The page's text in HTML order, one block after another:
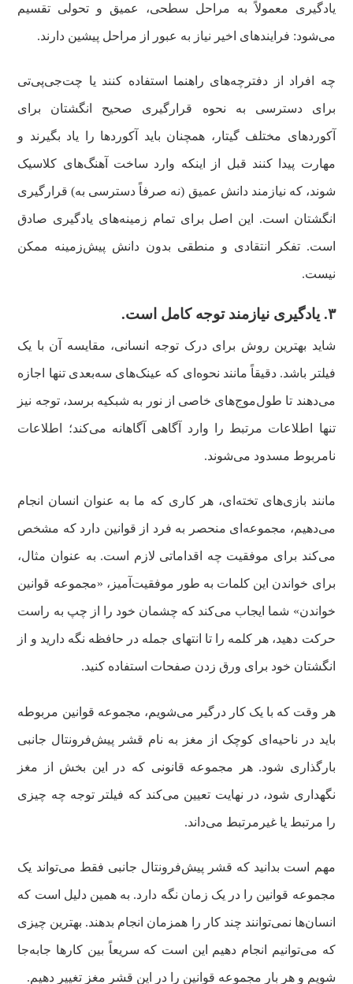
یادگیری معمولاً به مراحل سطحی، عمیق و تحولی تقسیم
می‌شود: فرایندهای اخیر نیاز به عبور از مراحل پیشین دارند.
چه افراد از دفترچه‌های راهنما استفاده کنند یا چت‌جی‌پی‌تی
برای دسترسی به نحوه قرارگیری صحیح انگشتان برای
آکوردهای مختلف گیتار، همچنان باید آکوردها را یاد بگیرند و
مهارت پیدا کنند قبل از اینکه وارد ساخت آهنگ‌های کلاسیک
شوند، که نیازمند دانش عمیق (نه صرفاً دسترسی به) قرارگیری
انگشتان است. این اصل برای تمام زمینه‌های یادگیری صادق
است. تفکر انتقادی و منطقی بدون دانش پیش‌زمینه ممکن
نیست.
۳. یادگیری نیازمند توجه کامل است.
شاید بهترین روش برای درک توجه انسانی، مقایسه آن با یک
فیلتر باشد. دقیقاً مانند نحوه‌ای که عینک‌های سه‌بعدی تنها اجازه
می‌دهند تا طول‌موج‌های خاصی از نور به شبکیه برسد، توجه نیز
تنها اطلاعات مرتبط را وارد آگاهی آگاهانه می‌کند؛ اطلاعات
نامربوط مسدود می‌شوند.
مانند بازی‌های تخته‌ای، هر کاری که ما به عنوان انسان انجام
می‌دهیم، مجموعه‌ای منحصر به فرد از قوانین دارد که مشخص
می‌کند برای موفقیت چه اقداماتی لازم است. به عنوان مثال،
برای خواندن این کلمات به طور موفقیت‌آمیز، «مجموعه قوانین
خواندن» شما ایجاب می‌کند که چشمان خود را از چپ به راست
حرکت دهید، هر کلمه را تا انتهای جمله در حافظه نگه دارید و از
انگشتان خود برای ورق زدن صفحات استفاده کنید.
هر وقت که با یک کار درگیر می‌شویم، مجموعه قوانین مربوطه
باید در ناحیه‌ای کوچک از مغز به نام قشر پیش‌فرونتال جانبی
بارگذاری شود. هر مجموعه قانونی که در این بخش از مغز
نگهداری شود، در نهایت تعیین می‌کند که فیلتر توجه چه چیزی
را مرتبط یا غیرمرتبط می‌داند.
مهم است بدانید که قشر پیش‌فرونتال جانبی فقط می‌تواند یک
مجموعه قوانین را در یک زمان نگه دارد. به همین دلیل است که
انسان‌ها نمی‌توانند چند کار را همزمان انجام بدهند. بهترین چیزی
که می‌توانیم انجام دهیم این است که سریعاً بین کارها جابه‌جا
شویم و هر بار مجموعه قوانین را در این قشر مغز تغییر دهیم.